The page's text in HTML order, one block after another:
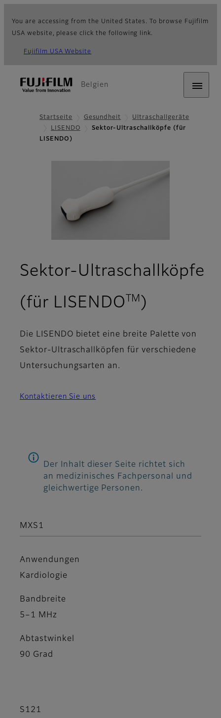
You are accessing from the United States. To browse Fujifilm
USA website, please click the following link.
Fujifilm USA Website
Belgien
Startseite Gesundheit
Ultraschallgeräte
LISENDO
Sektor-Ultraschallköpfe (für
LISENDO)
Sektor-Ultraschallköpfe
(für LISENDO
TM )
Die LISENDO bietet eine breite Palette von
Sektor-Ultraschallköpfen für verschiedene
Untersuchungsarten an.
Kontaktieren Sie uns
Der Inhalt dieser Seite richtet sich
an medizinisches Fachpersonal und
gleichwertige Personen.
MXS1
Anwendungen
Kardiologie
Bandbreite
5–1 MHz
Abtastwinkel
90 Grad
S121